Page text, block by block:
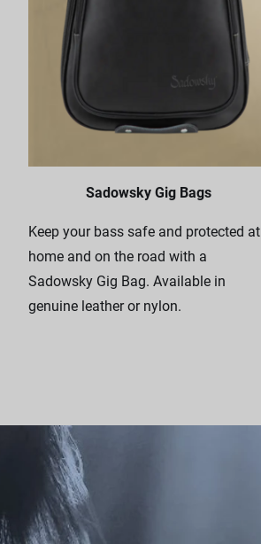
Sadowsky Gig Bags
Keep your bass safe and protected at
home and on the road with a
Sadowsky Gig Bag. Available in
genuine leather or nylon.